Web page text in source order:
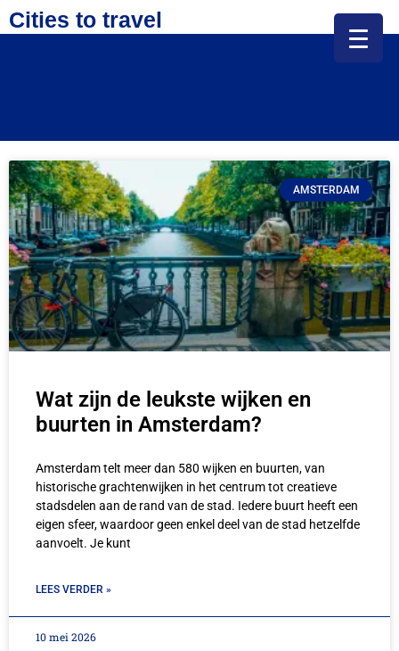
Cities to travel
AMSTERDAM
Wat zijn de leukste wijken en
buurten in Amsterdam?
Amsterdam telt meer dan 580 wijken en buurten, van
historische grachtenwijken in het centrum tot creatieve
stadsdelen aan de rand van de stad. Iedere buurt heeft een
eigen sfeer, waardoor geen enkel deel van de stad hetzelfde
aanvoelt. Je kunt
LEES VERDER »
10 mei 2026